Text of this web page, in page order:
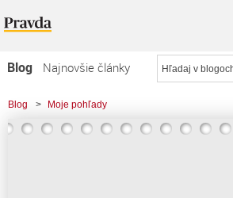
Blog
Najnovšie články
Najčítanejšie články
Najkomentovanejšie články
Blog > Moje pohľady